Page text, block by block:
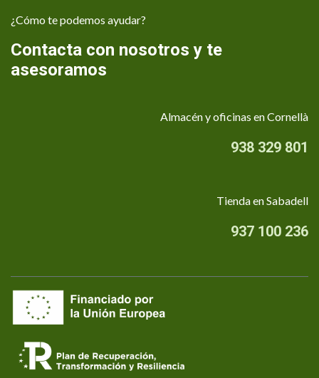
¿Cómo te podemos ayudar?
Contacta con nosotros y te
asesoramos
Almacén y oficinas en Cornellà
938 329 801
Tienda en Sabadell
937 100 236